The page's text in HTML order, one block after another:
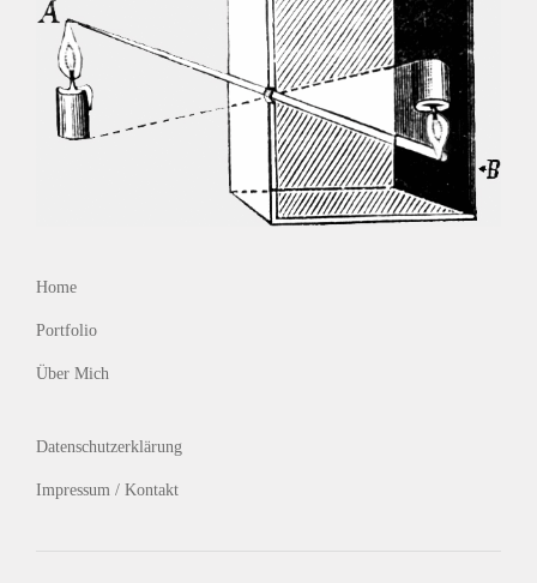
Home
Portfolio
Über Mich
Datenschutzerklärung
Impressum / Kontakt